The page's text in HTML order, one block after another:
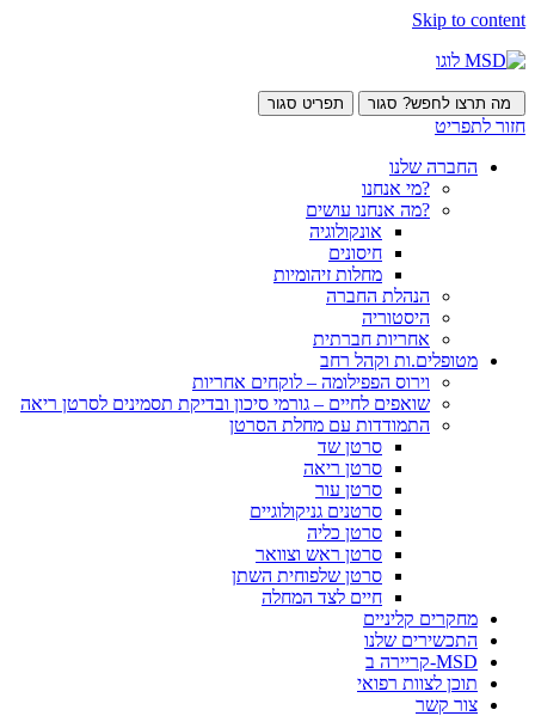
Skip to content
מה תרצו לחפש? סגור תפריט סגור
חזור לתפריט
החברה שלנו
?מי אנחנו
?מה אנחנו עושים
אונקולוגיה
חיסונים
מחלות זיהומיות
הנהלת החברה
היסטוריה
אחריות חברתית
מטופלים.ות וקהל רחב
וירוס הפפילומה – לוקחים אחריות
שואפים לחיים – גורמי סיכון ובדיקת תסמינים לסרטן ריאה
התמודדות עם מחלת הסרטן
סרטן שד
סרטן ריאה
סרטן עור
סרטנים גניקולוגיים
סרטן כליה
סרטן ראש וצוואר
סרטן שלפוחית השתן
חיים לצד המחלה
מחקרים קליניים
התכשירים שלנו
MSD-קריירה ב
תוכן לצוות רפואי
צור קשר